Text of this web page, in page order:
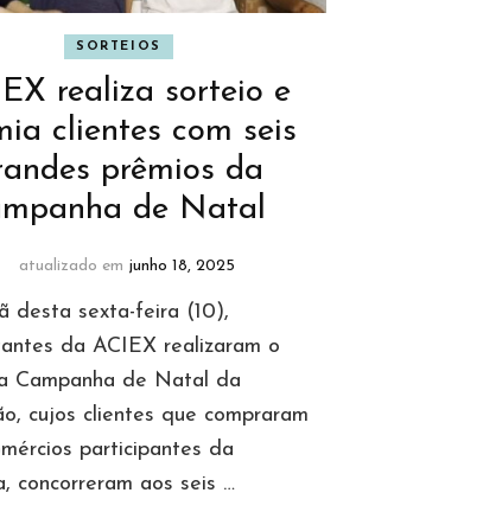
SORTEIOS
realiza sorteio e
clientes com seis
prêmios da
de Natal
atualizado em junho 18, 2025
desta sexta-feira (10),
da ACIEX realizaram o
Campanha de Natal da
cujos clientes que compraram
participantes da
concorreram aos seis …